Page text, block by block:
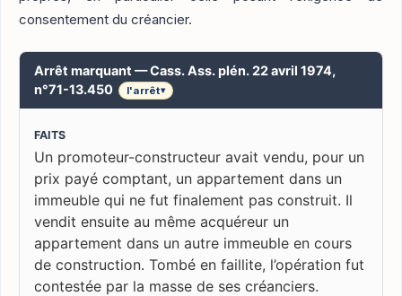
consentement du créancier.
Arrêt marquant — Cass. Ass. plén. 22 avril 1974,
n°71-13.450
l'arrêt▾
FAITS
Un promoteur-constructeur avait vendu, pour un
prix payé comptant, un appartement dans un
immeuble qui ne fut finalement pas construit. Il
vendit ensuite au même acquéreur un
appartement dans un autre immeuble en cours
de construction. Tombé en faillite, l’opération fut
contestée par la masse de ses créanciers.